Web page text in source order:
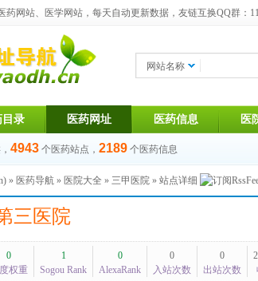
药网站、医学网站，每天自动更新数据，友链互换QQ群：
网站名称
目录 医药网址 医药信息 医
4943 个医药站点， 2189 个医药信息
» 医药导航 » 医院大全 » 三甲医院 » 站点详细
三医院
0
权重
1
Sogou Rank
0
AlexaRank
0
入站次数
0
出站次数